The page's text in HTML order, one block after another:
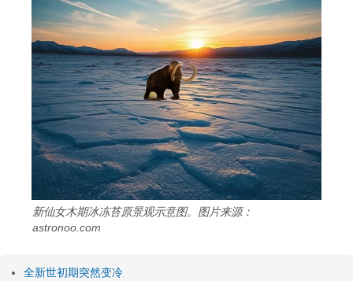
新仙女木期冰冻苔原景观示意图。图片来源：
astronoo.com
全新世初期突然变冷